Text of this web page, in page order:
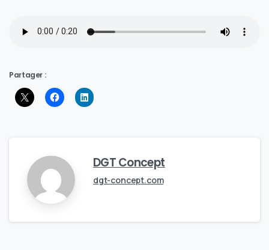
Partager :
DGT Concept
dgt-concept.com